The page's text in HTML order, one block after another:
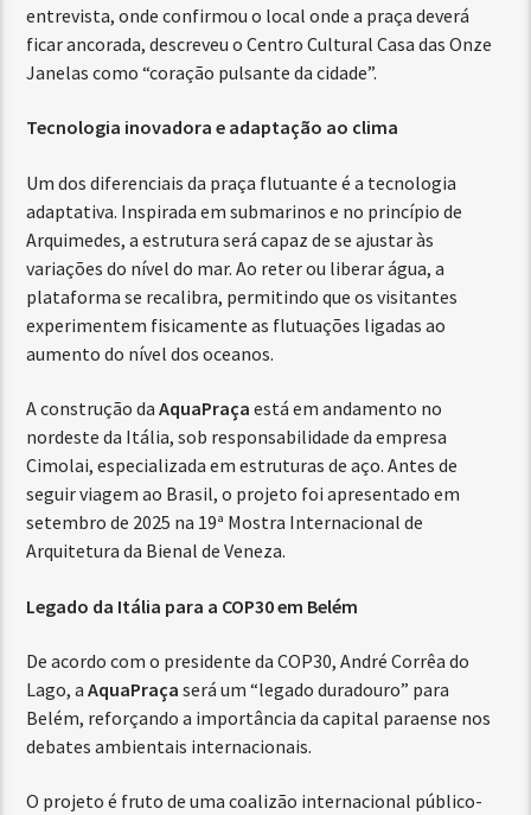
entrevista, onde confirmou o local onde a praça deverá
ficar ancorada, descreveu o Centro Cultural Casa das Onze
Janelas como “coração pulsante da cidade”.
Tecnologia inovadora e adaptação ao clima
Um dos diferenciais da praça flutuante é a tecnologia
adaptativa. Inspirada em submarinos e no princípio de
Arquimedes, a estrutura será capaz de se ajustar às
variações do nível do mar. Ao reter ou liberar água, a
plataforma se recalibra, permitindo que os visitantes
experimentem fisicamente as flutuações ligadas ao
aumento do nível dos oceanos.
A construção daAquaPraça está em andamento no
nordeste da Itália, sob responsabilidade da empresa
Cimolai, especializada em estruturas de aço. Antes de
seguir viagem ao Brasil, o projeto foi apresentado em
setembro de 2025 na 19ª Mostra Internacional de
Arquitetura da Bienal de Veneza.
Legado da Itália para a COP30 em Belém
De acordo com o presidente da COP30, André Corrêa do
Lago, aAquaPraça será um “legado duradouro” para
Belém, reforçando a importância da capital paraense nos
debates ambientais internacionais.
O projeto é fruto de uma coalizão internacional público-